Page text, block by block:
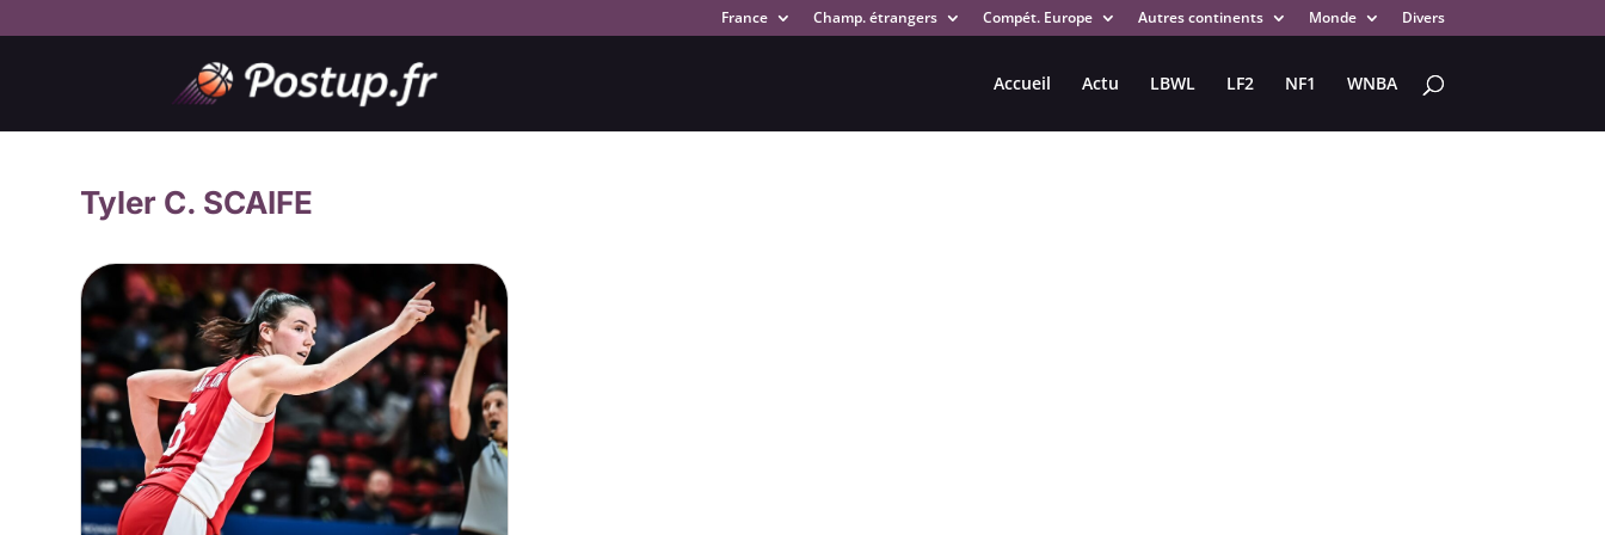
France Champ. étrangers Compét. Europe Autres continents Monde Divers
Accueil Actu LBWL LF2 NF1 WNBA
Tyler C. SCAIFE